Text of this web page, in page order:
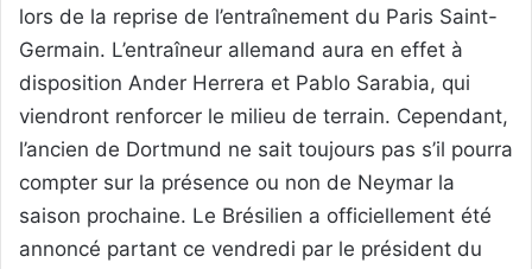
lors de la reprise de l’entraînement du Paris Saint-
Germain. L’entraîneur allemand aura en effet à
disposition Ander Herrera et Pablo Sarabia, qui
viendront renforcer le milieu de terrain. Cependant,
l’ancien de Dortmund ne sait toujours pas s’il pourra
compter sur la présence ou non de Neymar la
saison prochaine. Le Brésilien a officiellement été
annoncé partant ce vendredi par le président du